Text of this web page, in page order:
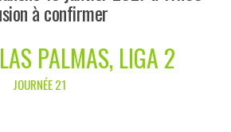
à confirmer
PALMAS, LIGA 2
JOURNÉE 21